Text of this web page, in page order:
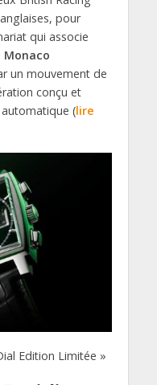
pour
qui associe
Monaco
un mouvement de
conçu et
(lire
Edition Limitée »